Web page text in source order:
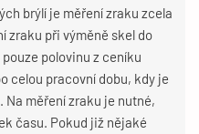
brýlí je měření zraku zcela
zraku při výměně skel do
polovinu z ceníku
celou pracovní dobu, kdy je
měření zraku je nutné,
času. Pokud již nějaké